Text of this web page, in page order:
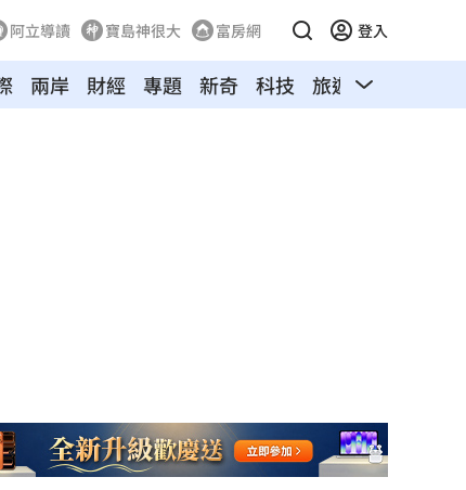
阿立導讀 寶島神很大 富房網 登入
兩岸 財經 專題 新奇 科技 旅遊 汽車